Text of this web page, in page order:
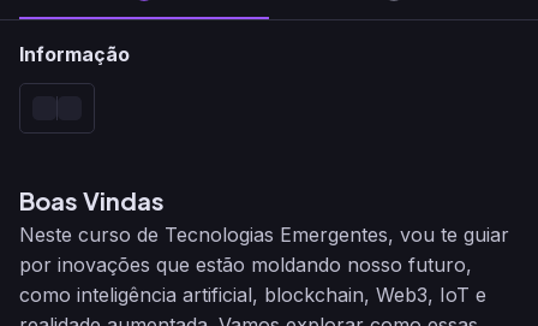
Informação
Boas Vindas
Neste curso de Tecnologias Emergentes, vou te guiar
por inovações que estão moldando nosso futuro,
como inteligência artificial, blockchain, Web3, IoT e